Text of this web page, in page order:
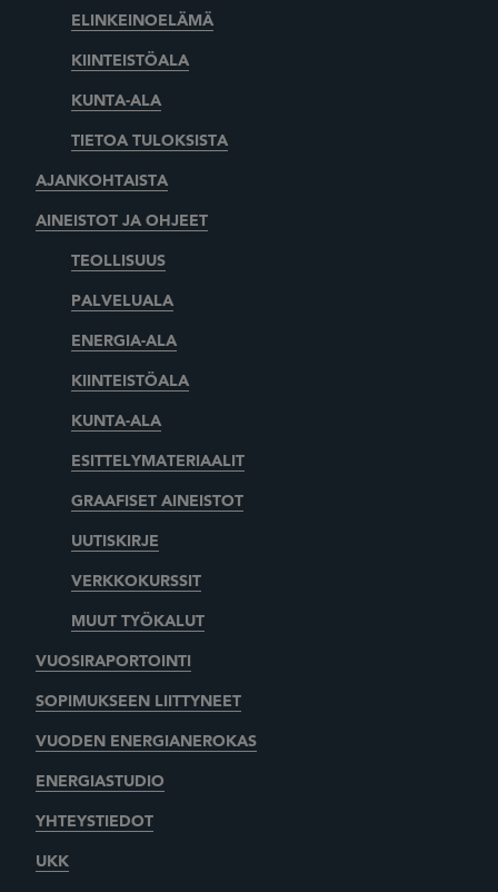
ELINKEINOELÄMÄ
KIINTEISTÖALA
KUNTA-ALA
TIETOA TULOKSISTA
AJANKOHTAISTA
AINEISTOT JA OHJEET
TEOLLISUUS
PALVELUALA
ENERGIA-ALA
KIINTEISTÖALA
KUNTA-ALA
ESITTELYMATERIAALIT
GRAAFISET AINEISTOT
UUTISKIRJE
VERKKOKURSSIT
MUUT TYÖKALUT
VUOSIRAPORTOINTI
SOPIMUKSEEN LIITTYNEET
VUODEN ENERGIANEROKAS
ENERGIASTUDIO
YHTEYSTIEDOT
UKK